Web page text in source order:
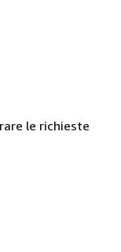
le richieste